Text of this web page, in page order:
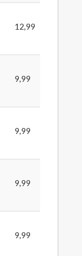
12,99
9,99
9,99
9,99
9,99